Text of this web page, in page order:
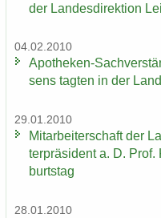
der Lan­des­di­rek­ti­on
04.02.2010
Apotheken-​
sens tag­ten in der
29.01.2010
Mit­ar­bei­ter­schaft der
ter­prä­si­dent a. D.
burts­tag
28.01.2010